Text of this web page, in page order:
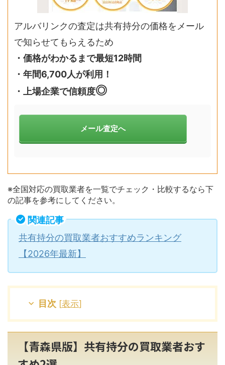
アルバリンクの査定は共有持分の価格をメール
で知らせてもらえるため
・価格がわかるまで最短12時間
・年間6,700人が利用！
・上場企業で信頼度◎
メール査定へ
※全国対応の買取業者を一覧でチェック・比較するなら下
の記事を参考にしてください。
関連記事
共有持分の買取業者おすすめランキング
【2026年最新】
目次 [表示]
【青森県版】共有持分の買取業者おす